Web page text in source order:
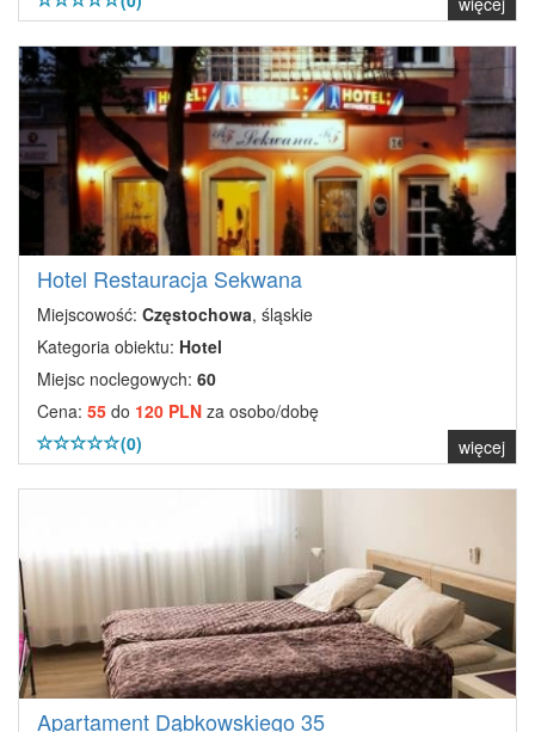
Hotel Restauracja Sekwana
Miejscowość: Częstochowa, śląskie
Kategoria obiektu: Hotel
Miejsc noclegowych: 60
Cena: 55 do 120 PLN za osobo/dobę
(0)
więcej
Apartament Dąbkowskiego 35